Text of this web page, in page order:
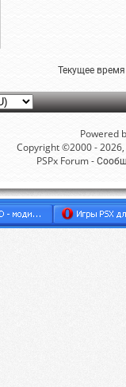
Текущее
Powered
Copyright ©2000 -
PSPx Forum -